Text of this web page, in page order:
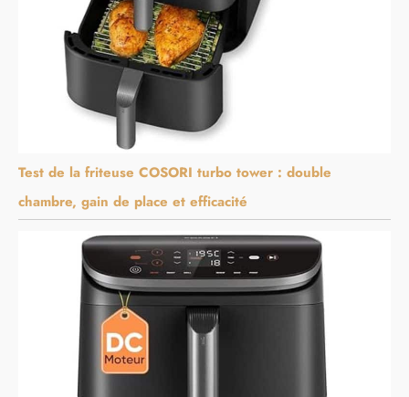
Test de la friteuse COSORI turbo tower : double
chambre, gain de place et efficacité